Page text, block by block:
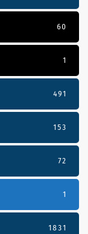
60
1
491
153
72
1
1831